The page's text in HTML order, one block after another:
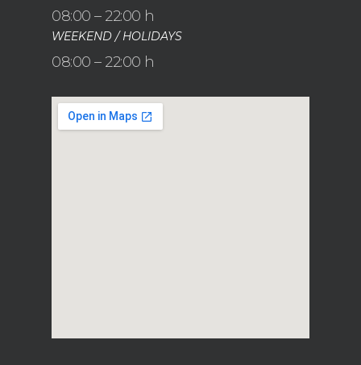
08:00 – 22:00 h
WEEKEND / HOLIDAYS
08:00 – 22:00 h